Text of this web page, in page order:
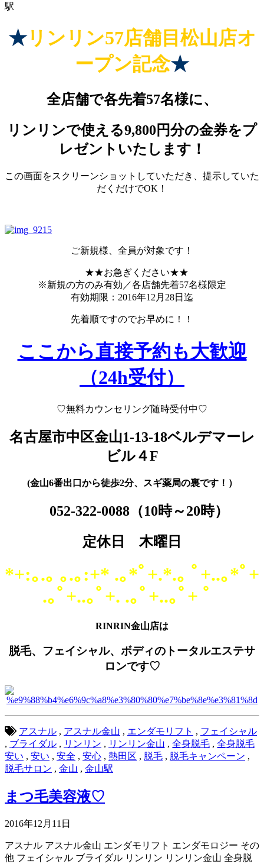
駅
★リンリン57店舗目松山店オ
ープン記念★
全店舗で各先着57名様に、
リンリンで使える9,800円分の金券をプ
レゼントいたします！
この画面をスクリーンショットしていただき、提示していた
だくだけでOK！
ご新規様、全員が対象です！
★★お急ぎください★★
※新規の方のみ有効／各店舗先着57名様限定
有効期限：2016年12月28日迄
先着順ですのでお早めに！！
ここから直接予約も大歓迎
（24h受付）
♡無料カウンセリング随時受付中♡
名古屋市中区金山1-13-18ベルデマーレ
ビル４F
(金山6番出口から徒歩2分、スギ薬局の裏です！）
052-322-0088 （10時～20時）
定休日 木曜日
*+:｡.｡ ｡.｡:+* .｡*ﾟ+.*.｡ ﾟ+..｡*ﾟ+
.｡ﾟ+..｡ﾟ+. .｡ﾟ+..｡ﾟ+ ゜
RINRIN金山店は
脱毛、フェイシャル、ボディのトータルエステサ
ロンです♡
アスナル , アスナル金山 , エンダモリフト , フェイシャル
, ブライダル , リンリン , リンリン金山 , 全身脱毛 , 全身脱毛
安い , 安い , 安全 , 安心 , 熱田区 , 脱毛 , 脱毛キャンペーン ,
脱毛サロン , 金山 , 金山駅
まつ毛美容液♡
2016年12月11日
アスナル アスナル金山 エンダモリフト エンダモロジー その
他 フェイシャル ブライダル リンリン リンリン金山 全身脱